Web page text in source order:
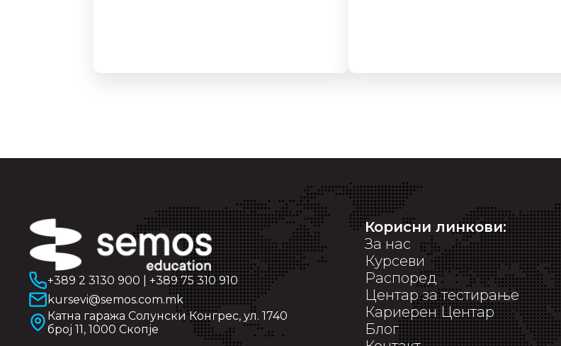
+389 2 3130 900
+389 75 310 910
kursevi@semos.com.mk
Катна гаража Солунски Конгрес, ул. 1740
број 11, 1000 Скопје
Корисни линкови:
За нас
Курсеви
Распоред
Центар за тестирање
Кариерен Центар
Блог